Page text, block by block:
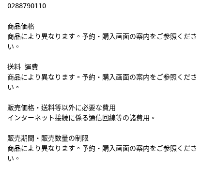
0288790110
商品価格
商品により異なります。予約・購入画面の案内をご参照くださ
い。
送料 運費
商品により異なります。予約・購入画面の案内をご参照くださ
い。
販売価格・送料等以外に必要な費用
インターネット接続に係る通信回線等の諸費用。
販売期間・販売数量の制限
商品により異なります。予約・購入画面の案内をご参照くださ
い。